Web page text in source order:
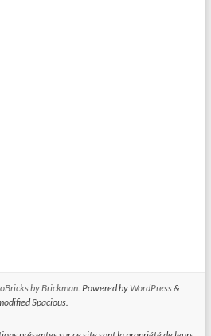
by Brickman. Powered by WordPress&
Spacious.